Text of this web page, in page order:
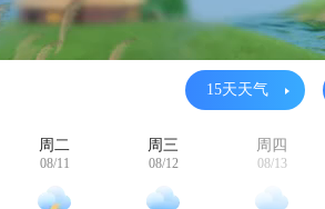
15天天气
周二
08/11
周三
08/12
周四
08/13